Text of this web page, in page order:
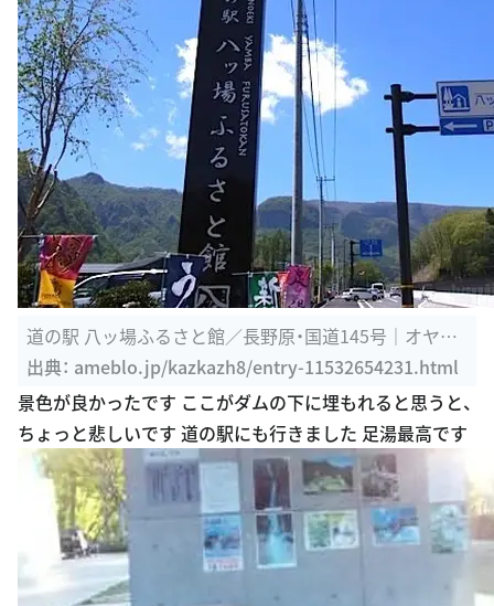
道の駅 八ッ場ふるさと館／長野原・国道145号｜オヤジk
azの何でもあり
出典： ameblo.jp/kazkazh8/entry-11532654231.html
景色が良かったです ここがダムの下に埋もれると思うと、
ちょっと悲しいです 道の駅にも行きました 足湯最高です